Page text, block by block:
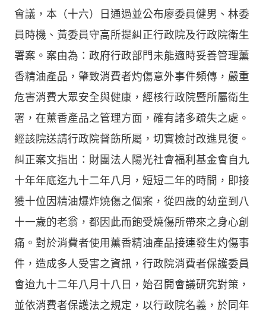
會議，本（十六）日通過並公布廖委員健男、林委
員時機、黃委員守高所提糾正行政院及行政院衛生
署案。案由為：政府行政部門未能適時妥善管理薰
香精油產品，肇致消費者灼傷意外事件頻傳，嚴重
危害消費大眾安全與健康，經核行政院暨所屬衛生
署，在薰香產品之管理方面，確有諸多疏失之處。
經該院送請行政院督飭所屬，切實檢討改進見復。
糾正案文指出：財團法人陽光社會福利基金會自九
十年年底迄九十二年八月，短短二年的時間，即接
獲十位因精油爆炸燒傷之個案，從四歲的幼童到八
十一歲的老翁，都因此而飽受燒傷所帶來之身心創
痛。對於消費者使用薰香精油產品接連發生灼傷事
件，造成多人受害之資訊，行政院消費者保護委員
會迨九十二年八月十八日，始召開會議研究對策，
並依消費者保護法之規定，以行政院名義，於同年